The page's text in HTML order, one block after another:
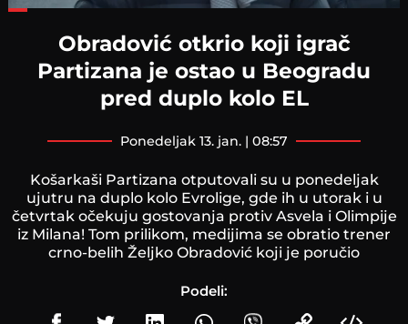
Obradović otkrio koji igrač
Partizana je ostao u Beogradu
pred duplo kolo EL
ponedeljak 13. jan. | 08:57
Košarkaši Partizana otputovali su u ponedeljak
ujutru na duplo kolo Evrolige, gde ih u utorak i u
četvrtak očekuju gostovanja protiv Asvela i Olimpije
iz Milana! Tom prilikom, medijima se obratio trener
crno-belih Željko Obradović koji je poručio
Podeli: